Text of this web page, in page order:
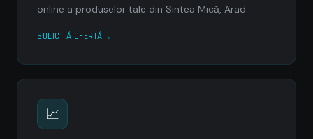
online a produselor tale din Sintea Mică, Arad.
SOLICITĂ OFERTĂ
📈